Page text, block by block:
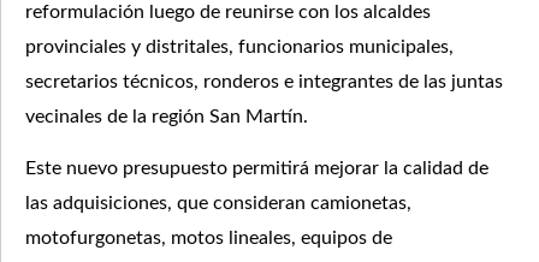
reformulación luego de reunirse con los alcaldes
provinciales y distritales, funcionarios municipales,
secretarios técnicos, ronderos e integrantes de las juntas
vecinales de la región San Martín.
Este nuevo presupuesto permitirá mejorar la calidad de
las adquisiciones, que consideran camionetas,
motofurgonetas, motos lineales, equipos de